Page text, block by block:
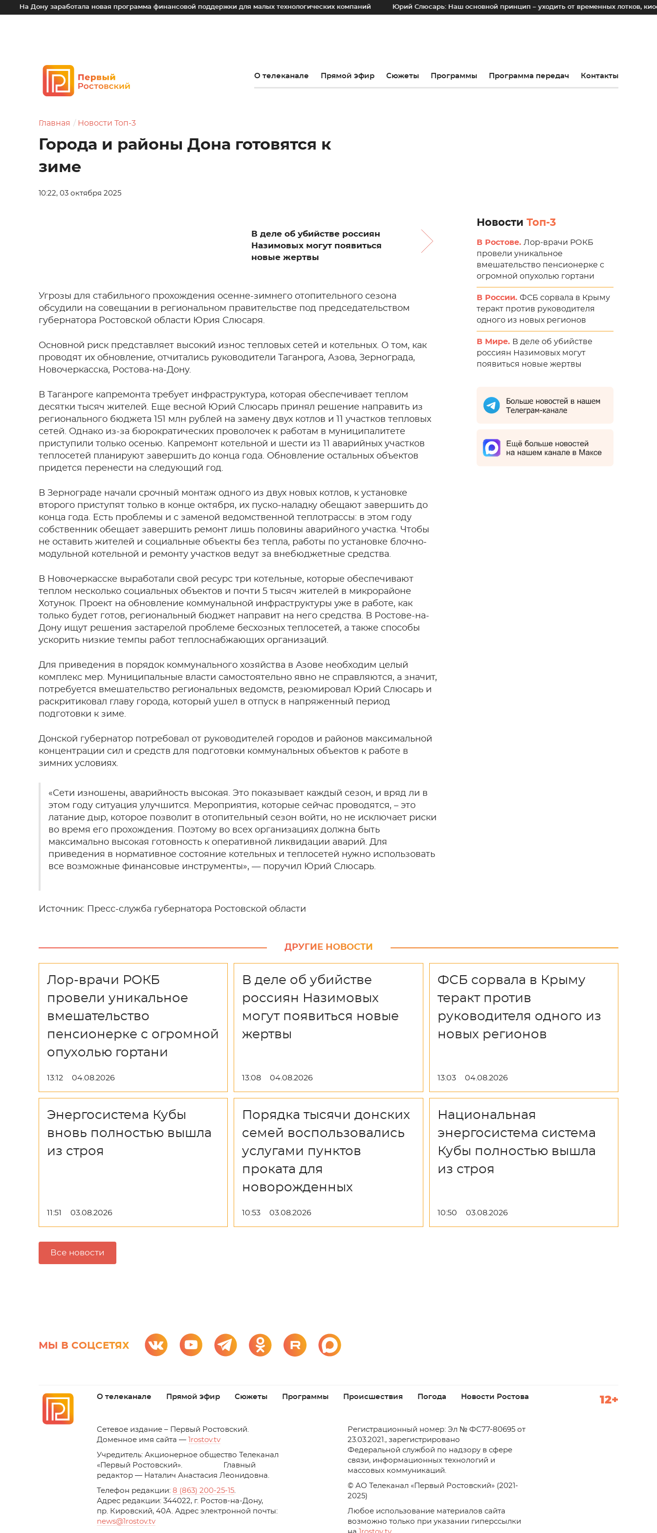
заработала новая программа финансовой поддержки для малых технологических компаний Юрий Слюсарь: Наш основной принцип – уходить от временных лотков, киосков и
О телеканале Прямой эфир Сюжеты Программы Программа передач Контакты
Главная Новости Топ-3
Города и районы Дона готовятся к
зиме
10:22, 03 октября 2025
В деле об убийстве россиян
Назимовых могут появиться
новые жертвы
Угрозы для стабильного прохождения осенне-зимнего отопительного сезона
обсудили на совещании в региональном правительстве под председательством
губернатора Ростовской области Юрия Слюсаря.
Основной риск представляет высокий износ тепловых сетей и котельных. О том, как
проводят их обновление, отчитались руководители Таганрога, Азова, Зернограда,
Новочеркасска, Ростова-на-Дону.
В Таганроге капремонта требует инфраструктура, которая обеспечивает теплом
десятки тысяч жителей. Еще весной Юрий Слюсарь принял решение направить из
регионального бюджета 151 млн рублей на замену двух котлов и 11 участков тепловых
сетей. Однако из-за бюрократических проволочек к работам в муниципалитете
приступили только осенью. Капремонт котельной и шести из 11 аварийных участков
теплосетей планируют завершить до конца года. Обновление остальных объектов
придется перенести на следующий год.
В Зернограде начали срочный монтаж одного из двух новых котлов, к установке
второго приступят только в конце октября, их пуско-наладку обещают завершить до
конца года. Есть проблемы и с заменой ведомственной теплотрассы: в этом году
собственник обещает завершить ремонт лишь половины аварийного участка. Чтобы
не оставить жителей и социальные объекты без тепла, работы по установке блочно-
модульной котельной и ремонту участков ведут за внебюджетные средства.
В Новочеркасске выработали свой ресурс три котельные, которые обеспечивают
теплом несколько социальных объектов и почти 5 тысяч жителей в микрорайоне
Хотунок. Проект на обновление коммунальной инфраструктуры уже в работе, как
только будет готов, региональный бюджет направит на него средства. В Ростове-на-
Дону ищут решения застарелой проблеме бесхозных теплосетей, а также способы
ускорить низкие темпы работ теплоснабжающих организаций.
Для приведения в порядок коммунального хозяйства в Азове необходим целый
комплекс мер. Муниципальные власти самостоятельно явно не справляются, а значит,
потребуется вмешательство региональных ведомств, резюмировал Юрий Слюсарь и
раскритиковал главу города, который ушел в отпуск в напряженный период
подготовки к зиме.
Донской губернатор потребовал от руководителей городов и районов максимальной
концентрации сил и средств для подготовки коммунальных объектов к работе в
зимних условиях.
«Сети изношены, аварийность высокая. Это показывает каждый сезон, и вряд ли в
этом году ситуация улучшится. Мероприятия, которые сейчас проводятся, – это
латание дыр, которое позволит в отопительный сезон войти, но не исключает риски
во время его прохождения. Поэтому во всех организациях должна быть
максимально высокая готовность к оперативной ликвидации аварий. Для
приведения в нормативное состояние котельных и теплосетей нужно использовать
все возможные финансовые инструменты», — поручил Юрий Слюсарь.
Источник: Пресс-служба губернатора Ростовской области
Новости Топ-3
В Ростове. Лор-врачи РОКБ
провели уникальное
вмешательство пенсионерке с
огромной опухолью гортани
В России. ФСБ сорвала в Крыму
теракт против руководителя
одного из новых регионов
В Мире. В деле об убийстве
россиян Назимовых могут
появиться новые жертвы
ДРУГИЕ НОВОСТИ
Лор-врачи РОКБ
провели уникальное
вмешательство
пенсионерке с огромной
опухолью гортани
13:12 04.08.2026
В деле об убийстве
россиян Назимовых
могут появиться новые
жертвы
13:08 04.08.2026
ФСБ сорвала в Крыму
теракт против
руководителя одного из
новых регионов
13:03 04.08.2026
Энергосистема Кубы
вновь полностью вышла
из строя
11:51 03.08.2026
Порядка тысячи донских
семей воспользовались
услугами пунктов
проката для
новорожденных
10:53 03.08.2026
Национальная
энергосистема система
Кубы полностью вышла
из строя
10:50 03.08.2026
Все новости
МЫ В СОЦСЕТЯХ
О телеканале Прямой эфир Сюжеты Программы Происшествия Погода Новости Ростова 12+
Cетевое издание – Первый Ростовский.
Доменное имя сайта —
1rostov.tv
Учредитель: Акционерное общество Телеканал
«Первый Ростовский». Главный
редактор — Наталич Анастасия Леонидовна.
Телефон редакции: 8 (863) 200-25-15.
Адрес редакции: 344022, г. Ростов-на-Дону,
пр. Кировский, 40А. Адрес электронной почты:
news@1rostov.tv
Регистрационный номер: Эл № ФС77-80695 от
23.03.2021., зарегистрировано
Федеральной службой по надзору в сфере
связи, информационных технологий и
массовых коммуникаций.
© АО Телеканал «Первый Ростовский» (2021-
2025)
Любое использование материалов сайта
возможно только при указании гиперссылки